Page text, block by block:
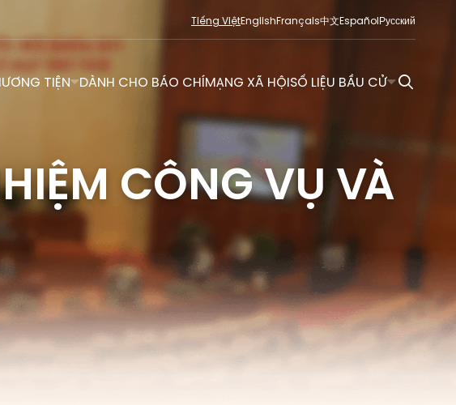
Tiếng ViệtEnglishFrançais中文EspañolРусский
TIỆN DÀNH CHO BÁO CHÍMẠNG XÃ HỘISỐ LIỆU BẦU CỬ
CÔNG VỤ VÀ